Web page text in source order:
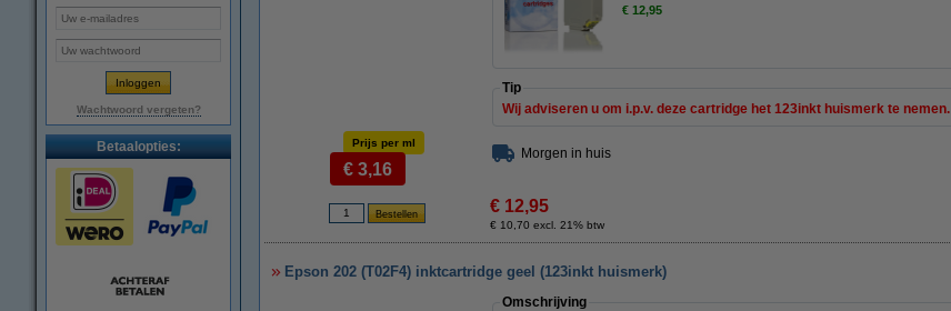
Wachtwoord vergeten?
Betaalopties:
€ 12,95
Tip
Wij adviseren u om i.p.v. deze cartridge het 123inkt huismerk te nemen.
Prijs per ml
€ 3,16
Morgen in huis
€ 12,95
€ 10,70 excl. 21% btw
Epson 202 (T02F4) inktcartridge geel (123inkt huismerk)
Omschrijving